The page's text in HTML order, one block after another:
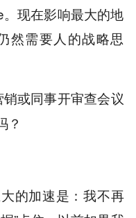
现在影响最大的地
然需要人的战略思
或同事开审查会议
？
的加速是：我不再